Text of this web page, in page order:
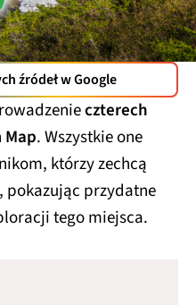
źródeł w Google
czterech
Map. Wszystkie one
którzy zechcą
przydatne
tego miejsca.